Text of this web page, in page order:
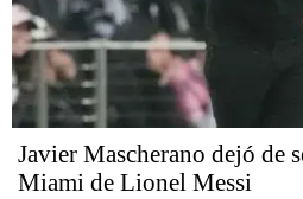
Javier Mascherano dejó de
Miami de Lionel Messi